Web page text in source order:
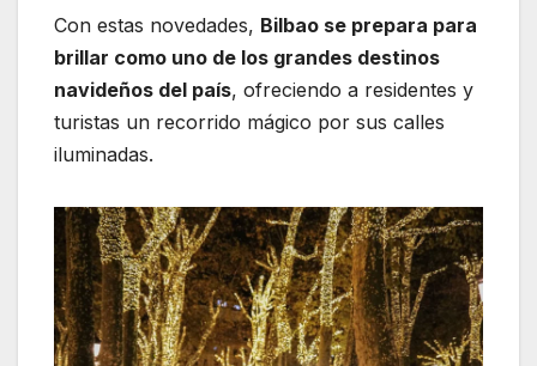
Con estas novedades, Bilbao se prepara para
brillar como uno de los grandes destinos
navideños del país, ofreciendo a residentes y
turistas un recorrido mágico por sus calles
iluminadas.